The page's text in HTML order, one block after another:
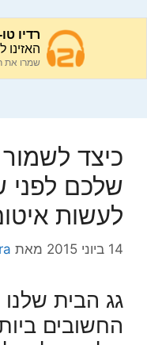
כיצד
שלכם
לעשות
14 ביוני 2015 מאת
גג הבית
החשובים